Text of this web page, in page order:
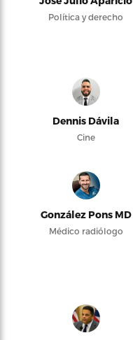
Política y derecho
Dennis Dávila
Cine
González Pons MD
Médico radiólogo